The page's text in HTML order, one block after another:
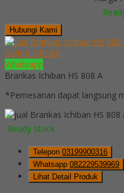
Hubungi Kami
QUICK ORDER
Whatsapp
Brankas Ichiban HS 808 A
*Pemesanan dapat langsung
Ready Stock
Telepon 03199900316
Whatsapp 082229539969
Lihat Detail Produk